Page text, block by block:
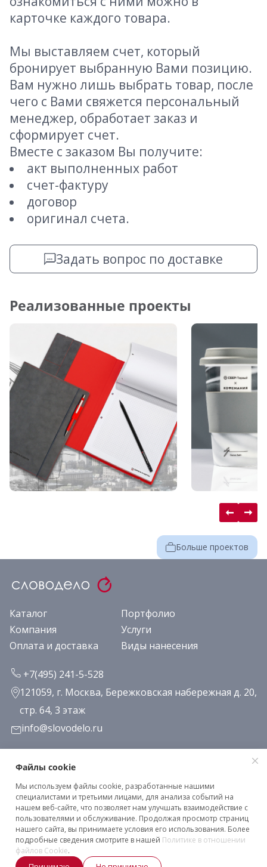
карточке каждого товара.
Мы выставляем счет, который
бронирует выбранную Вами позицию.
Вам нужно лишь выбрать товар, после
чего с Вами свяжется персональный
менеджер, обработает заказ и
сформирует счет.
Вместе с заказом Вы получите:
акт выполненных работ
счет-фактуру
договор
оригинал счета.
Задать вопрос по доставке
Реализованные проекты
Больше проектов
Каталог
Портфолио
Компания
Услуги
Оплата и доставка
Виды нанесения
+7(495) 241-5-528
121059, г. Москва, Бережковская набережная д. 20,
стр. 64, 3 этаж
info@slovodelo.ru
Заказать звонок
Подписаться на рассылку
Клиентское соглашение
Политика конфиденциальности
Файлы cookie
Мы используем файлы cookie, разработанные нашими
специалистами и третьими лицами, для анализа событий на
нашем веб-сайте, что позволяет нам улучшать взаимодействие с
пользователями и обслуживание. Продолжая просмотр страниц
нашего сайта, вы принимаете условия его использования. Более
подробные сведения смотрите в нашей Политике в отношении
файлов Cookie.